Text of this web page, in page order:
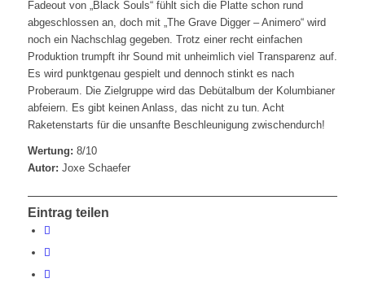
Fadeout von „Black Souls“ fühlt sich die Platte schon rund
abgeschlossen an, doch mit „The Grave Digger – Animero“ wird
noch ein Nachschlag gegeben. Trotz einer recht einfachen
Produktion trumpft ihr Sound mit unheimlich viel Transparenz auf.
Es wird punktgenau gespielt und dennoch stinkt es nach
Proberaum. Die Zielgruppe wird das Debütalbum der Kolumbianer
abfeiern. Es gibt keinen Anlass, das nicht zu tun. Acht
Raketenstarts für die unsanfte Beschleunigung zwischendurch!
Wertung: 8/10
Autor: Joxe Schaefer
Eintrag teilen